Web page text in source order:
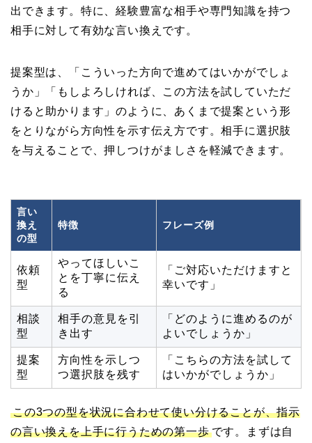
出できます。特に、経験豊富な相手や専門知識を持つ
相手に対して有効な言い換えです。
提案型は、「こういった方向で進めてはいかがでしょ
うか」「もしよろしければ、この方法を試していただ
けると助かります」のように、あくまで提案という形
をとりながら方向性を示す伝え方です。相手に選択肢
を与えることで、押しつけがましさを軽減できます。
言い
換え
の型
特徴 フレーズ例
依頼
型
やってほしいこ
とを丁寧に伝え
る
「ご対応いただけますと
幸いです」
相談
型
相手の意見を引
き出す
「どのように進めるのが
よいでしょうか」
提案
型
方向性を示しつ
つ選択肢を残す
「こちらの方法を試して
はいかがでしょうか」
この3つの型を状況に合わせて使い分けることが、指示
の言い換えを上手に行うための第一歩です。まずは自